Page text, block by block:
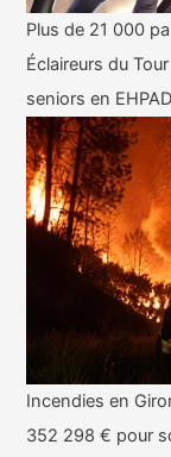
Plus de 21 000
Éclaireurs du
seniors en EHPAD
Incendies en
352 298 € pour